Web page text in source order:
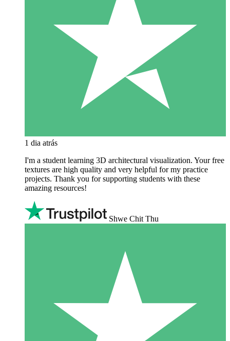
1 dia atrás
I'm a student learning 3D architectural visualization. Your free
textures are high quality and very helpful for my practice
projects. Thank you for supporting students with these
amazing resources!
Shwe Chit Thu